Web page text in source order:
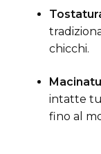
chicchi.
intatte
fino al